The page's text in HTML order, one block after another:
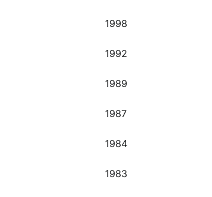
1998
1992
1989
1987
1984
1983